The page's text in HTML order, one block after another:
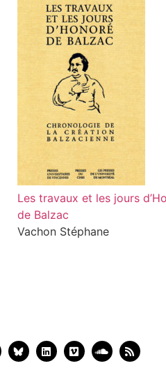
Les travaux et les jours
de Balzac
Vachon Stéphane